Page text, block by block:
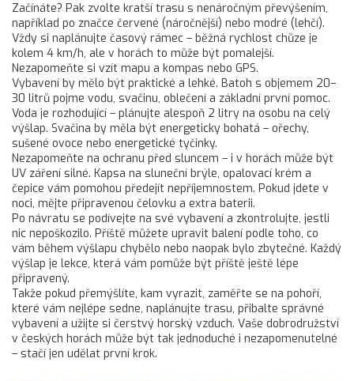
Začínáte? Pak zvolte kratší trasu s nenáročným převýšením,
například po značce červené (náročnější) nebo modré (lehčí).
Vždy si naplánujte časový rámec – běžná rychlost chůze je
kolem 4 km/h, ale v horách to může být pomalejší.
Nezapomeňte si vzít mapu a kompas nebo GPS.
Vybavení by mělo být praktické a lehké. Batoh s objemem 20–
30 litrů pojme vodu, svačinu, oblečení a základní první pomoc.
Voda je rozhodující – plánujte alespoň 2 litry na osobu na celý
výšlap. Svačina by měla být energeticky bohatá – ořechy,
sušené ovoce nebo energetické tyčinky.
Nezapomeňte na ochranu před sluncem – i v horách může být
UV záření silné. Kapsa na sluneční brýle, opalovací krém a
čepice vám pomohou předejít nepříjemnostem. Pokud jdete v
noci, mějte připravenou čelovku a extra baterii.
Po návratu se podívejte na své vybavení a zkontrolujte, jestli
nic nepoškozilo. Příště můžete upravit balení podle toho, co
vám během výšlapu chybělo nebo naopak bylo zbytečné. Každý
výšlap je lekce, která vám pomůže být příště ještě lépe
připravený.
Takže pokud přemýšlíte, kam vyrazit, zaměřte se na pohoří,
které vám nejlépe sedne, naplánujte trasu, přibalte správné
vybavení a užijte si čerstvý horský vzduch. Vaše dobrodružství
v českých horách může být tak jednoduché i nezapomenutelné
– stačí jen udělat první krok.